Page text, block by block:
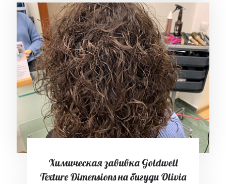
Химическая завивка Goldwell
Texture Dimensions на бигуди Olivia